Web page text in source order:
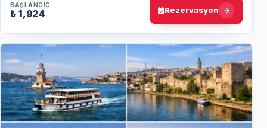
BAŞLANGIÇ
₺ 1,924 Rezervasyon